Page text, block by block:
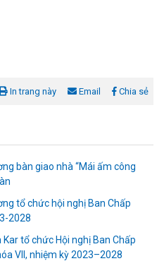
In trang này Email Chia sẻ
bàn giao nhà “Mái ấm công
tổ chức hội nghị Ban Chấp
2028
tổ chức Hội nghị Ban Chấp
VII, nhiệm kỳ 2023–2028
kinh phí hỗ trợ xây dựng nhà